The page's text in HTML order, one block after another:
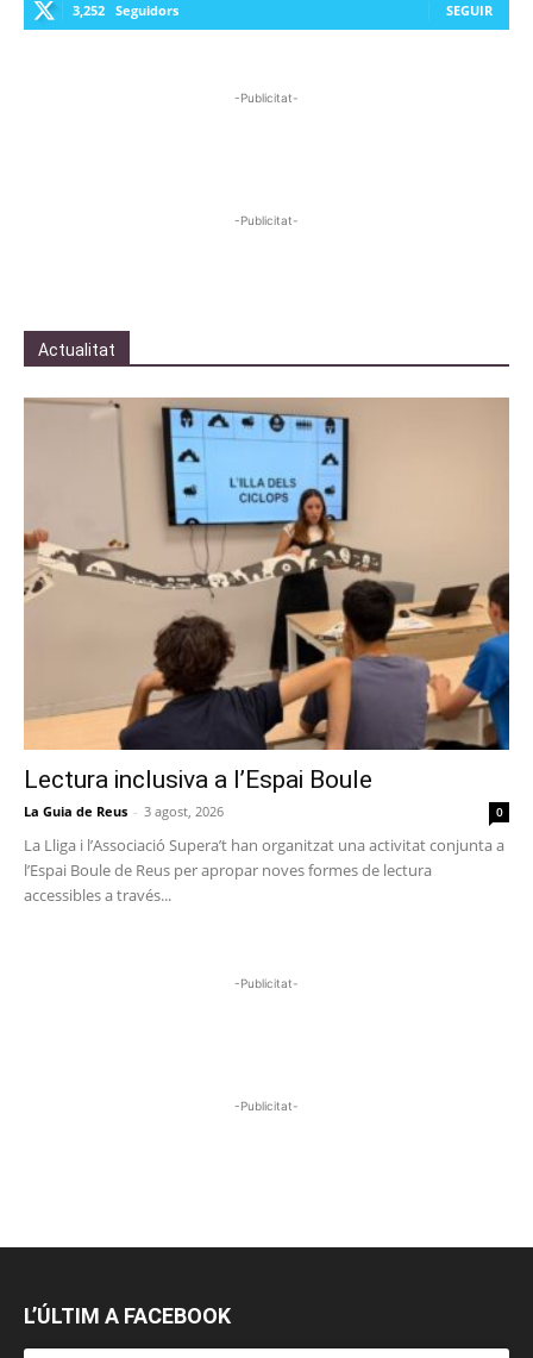
3,252 Seguidors SEGUIR
-Publicitat-
-Publicitat-
Actualitat
Lectura inclusiva a l’Espai Boule
La Guia de Reus - 3 agost, 2026 0
La Lliga i l’Associació Supera’t han organitzat una activitat conjunta a
l’Espai Boule de Reus per apropar noves formes de lectura
accessibles a través...
-Publicitat-
-Publicitat-
L’ÚLTIM A FACEBOOK